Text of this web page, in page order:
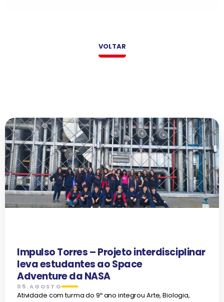
VOLTAR
Impulso Torres – Projeto interdisciplinar
leva estudantes ao Space
Adventure da NASA
05.AGOSTO
Atividade com turma do 9º ano integrou Arte, Biologia,